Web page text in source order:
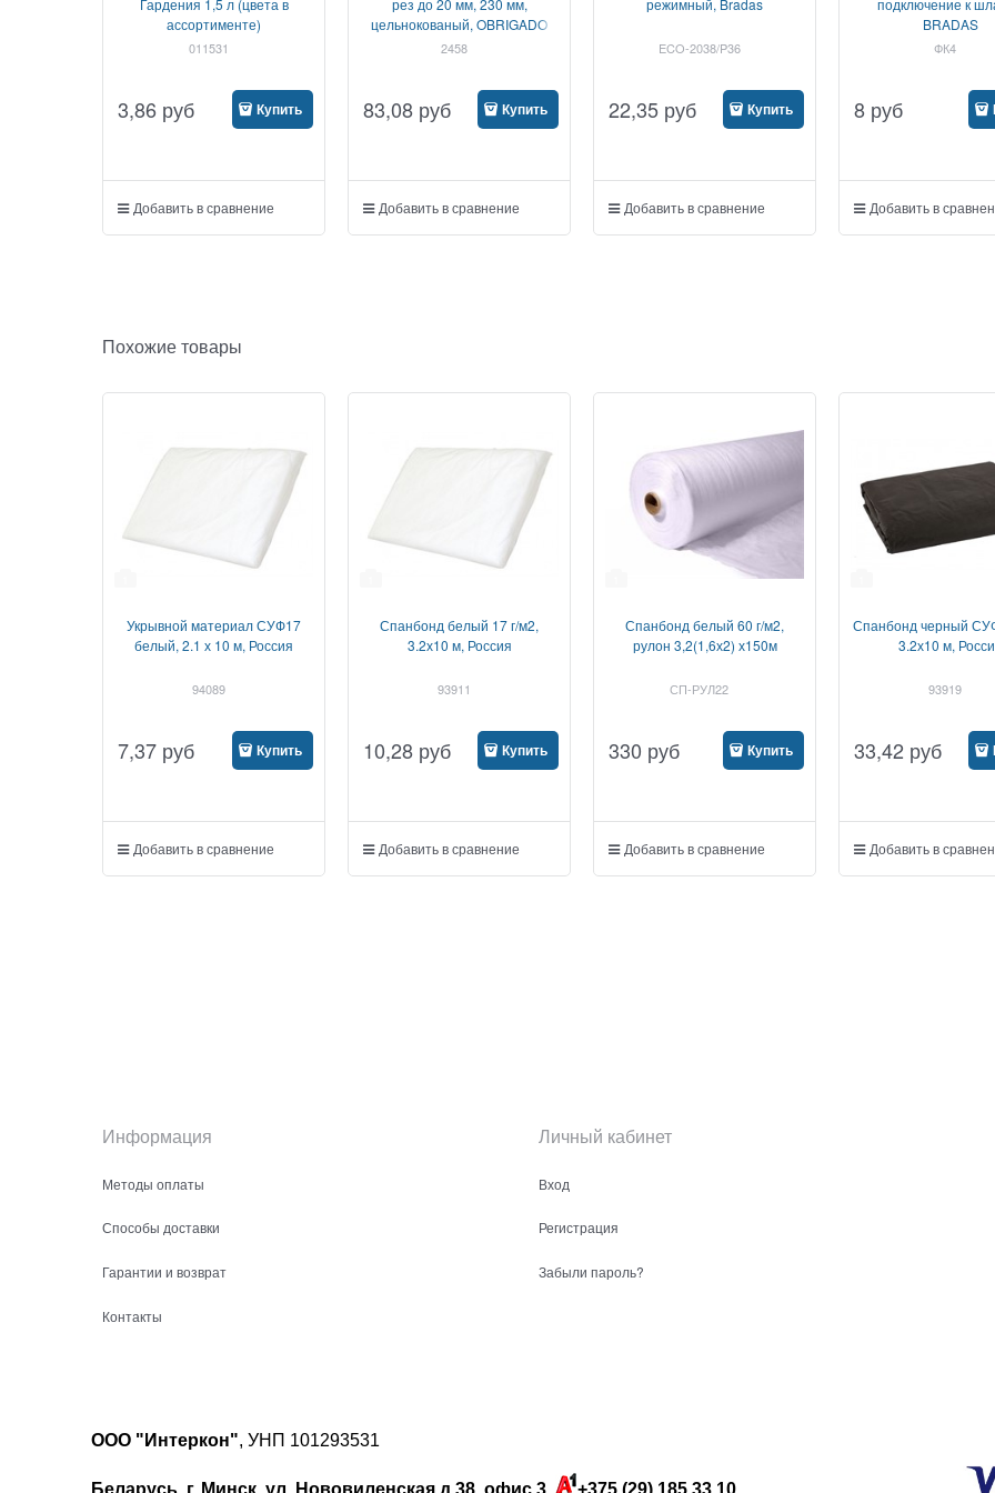
Гардения 1,5 л (цвета в
ассортименте)
011531
3,86 руб Купить
Добавить в сравнение
рез до 20 мм, 230 мм,
цельнокованый, OBRIGADO
2458
83,08 руб Купить
Добавить в сравнение
режимный, Bradas
ECO-2038/P36
22,35 руб Купить
Добавить в сравнение
подключение к
BRADAS
ФК4
8 руб
Добавить в
Похожие товары
Укрывной материал СУФ17
белый, 2.1 х 10 м, Россия
94089
7,37 руб Купить
Добавить в сравнение
Спанбонд белый 17 г/м2,
3.2х10 м, Россия
93911
10,28 руб Купить
Добавить в сравнение
Спанбонд белый 60 г/м2,
рулон 3,2(1,6х2) х150м
СП-РУЛ22
330 руб Купить
Добавить в сравнение
Спанбонд черный
3.2х10 м,
93919
33,42 руб
Добавить в
Информация
Методы оплаты
Способы доставки
Гарантии и возврат
Контакты
Личный кабинет
Вход
Регистрация
Забыли пароль?
ООО "Интеркон", УНП 101293531
Беларусь, г. Минск, ул. Нововиленская д.38, офис 3, +375 (29) 185 33 10